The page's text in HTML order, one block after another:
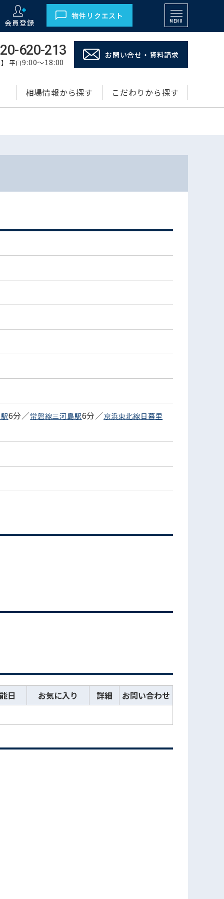
会員登録
物件リクエスト
MENU
620-213
】 平日9:00～18:00
お問い合せ・資料請求
相場情報から探す こだわりから探す
6分／常磐線三河島駅6分／京浜東北線日暮里
日 お気に入り 詳細
お問い合わせ